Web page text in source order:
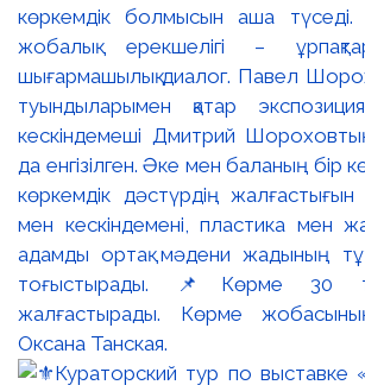
көркемдік болмысын аша
жобалық ерекшелігі –
шығармашылық диалог. Павел
туындыларымен қатар
кескіндемеші Дмитрий
да енгізілген. Әке мен баланың бір
көркемдік дәстүрдің жалғастығын
мен кескіндемені, пластика мен
адамды ортақ мәдени жадының
тоғыстырады. 📌Көрме 30
жалғастырады. Көрме
Оксана Танская.